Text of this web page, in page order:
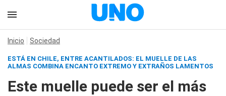
Inicio Sociedad
ESTÁ EN CHILE, ENTRE ACANTILADOS: EL MUELLE DE LAS
ALMAS COMBINA ENCANTO EXTREMO Y EXTRAÑOS LAMENTOS
Este muelle puede ser el más